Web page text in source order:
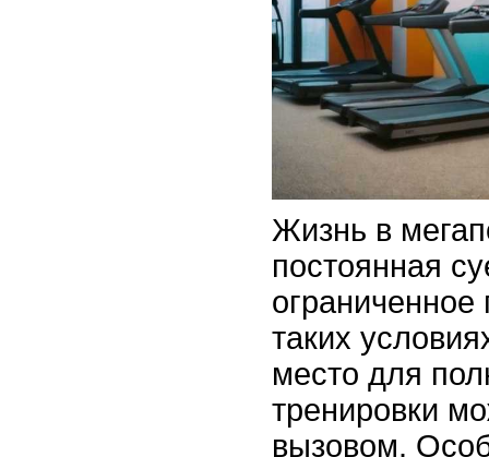
Жизнь в
постоянная
ограниченное
таких
место для
тренировки
вызовом.